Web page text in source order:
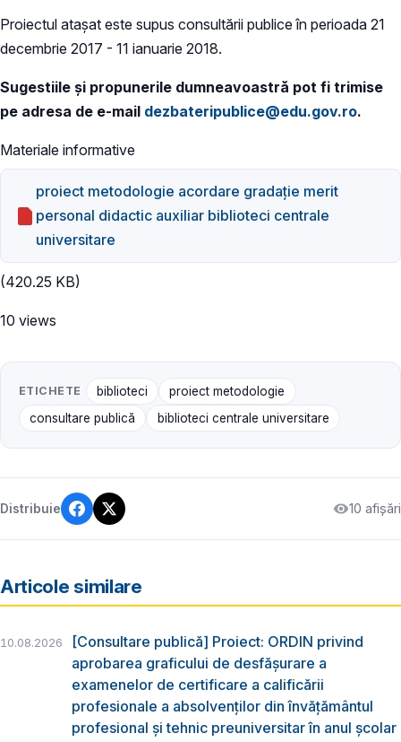
Proiectul atașat este supus consultării publice în perioada 21
decembrie 2017 - 11 ianuarie 2018.
Sugestiile și propunerile dumneavoastră pot fi trimise
pe adresa de e-mail dezbateripublice@edu.gov.ro.
Materiale informative
proiect metodologie acordare gradație merit
personal didactic auxiliar biblioteci centrale
universitare
(420.25 KB)
10 views
ETICHETE biblioteci
proiect metodologie
consultare publică
biblioteci centrale universitare
Distribuie 10 afișări
Articole similare
10.08.2026
[Consultare publică] Proiect: ORDIN privind
aprobarea graficului de desfăşurare a
examenelor de certificare a calificării
profesionale a absolvenţilor din învăţământul
profesional şi tehnic preuniversitar în anul şcolar